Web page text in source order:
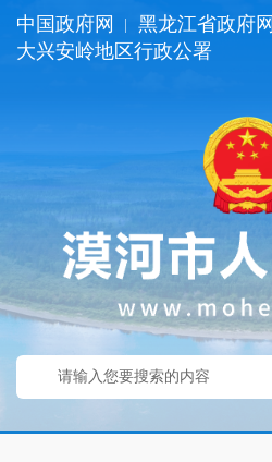
中国政府网 黑龙江省政府网
大兴安岭地区行政公署